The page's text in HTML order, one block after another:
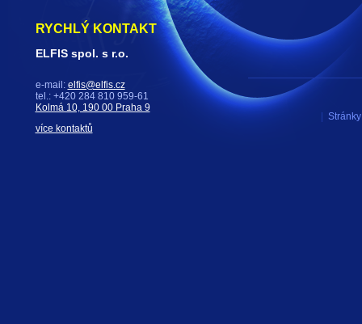
RYCHLÝ KONTAKT
ELFIS spol. s r.o.
e-mail: elfis@elfis.cz
tel.: +420 284 810 959-61
Kolmá 10, 190 00 Praha 9
více kontaktů